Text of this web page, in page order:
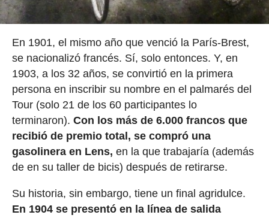
En 1901, el mismo año que venció la París-Brest,
se nacionalizó francés. Sí, solo entonces. Y, en
1903, a los 32 años, se convirtió en la primera
persona en inscribir su nombre en el palmarés del
Tour (solo 21 de los 60 participantes lo
terminaron). Con los más de 6.000 francos que
recibió de premio total, se compró una
gasolinera en Lens, en la que trabajaría (además
de en su taller de bicis) después de retirarse.
Su historia, sin embargo, tiene un final agridulce.
En 1904 se presentó en la línea de salida